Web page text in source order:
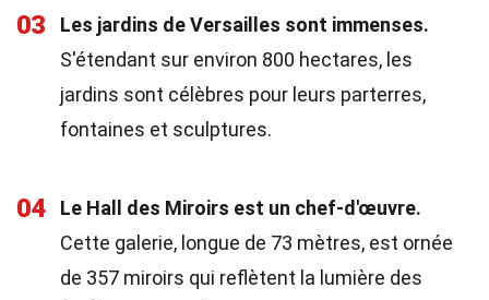
03
Les jardins de Versailles sont immenses.
S'étendant sur environ 800 hectares, les
jardins sont célèbres pour leurs parterres,
fontaines et sculptures.
04
Le Hall des Miroirs est un chef-d'œuvre.
Cette galerie, longue de 73 mètres, est ornée
de 357 miroirs qui reflètent la lumière des